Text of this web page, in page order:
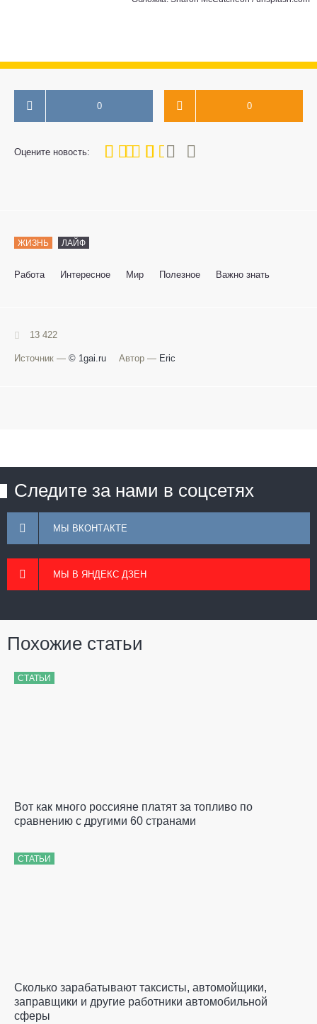
0 0
Оцените новость:
60
1 3 4 5
ЖИЗНЬ ЛАЙФ
Работа Интересное Мир Полезное Важно знать
13 422
Источник — © 1gai.ru Автор — Eric
Следите за нами в соцсетях
МЫ ВКОНТАКТЕ
МЫ В ЯНДЕКС ДЗЕН
Похожие статьи
СТАТЬИ
Вот как много россияне платят за топливо по
сравнению с другими 60 странами
СТАТЬИ
Сколько зарабатывают таксисты, автомойщики,
заправщики и другие работники автомобильной
сферы